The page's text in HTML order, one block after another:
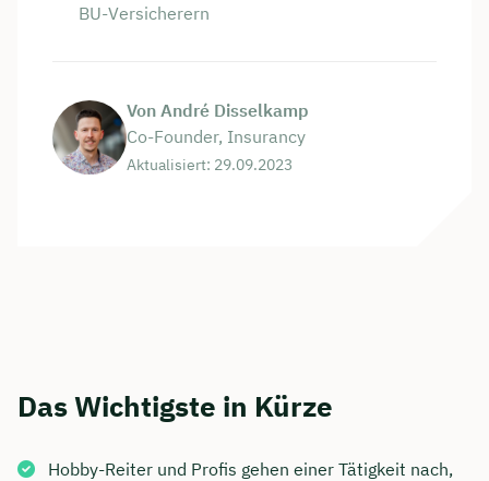
BU-Versicherern
Von André Disselkamp
Co-Founder, Insurancy
Aktualisiert: 29.09.2023
Das Wichtigste in Kürze
Hobby-Reiter und Profis gehen einer Tätigkeit nach,